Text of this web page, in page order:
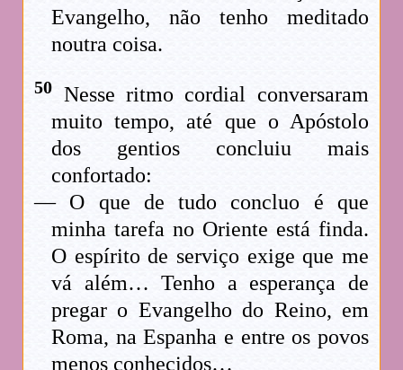
Evangelho, não tenho meditado
noutra coisa.
50 Nesse ritmo cordial conversaram
muito tempo, até que o Apóstolo
dos gentios concluiu mais
confortado:
— O que de tudo concluo é que
minha tarefa no Oriente está finda.
O espírito de serviço exige que me
vá além… Tenho a esperança de
pregar o Evangelho do Reino, em
Roma, na Espanha e entre os povos
menos conhecidos…